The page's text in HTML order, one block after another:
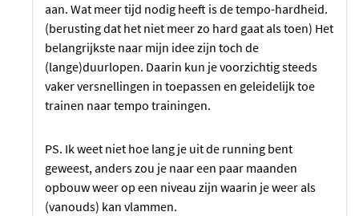
aan. Wat meer tijd nodig heeft is de tempo-hardheid.
(berusting dat het niet meer zo hard gaat als toen) Het
belangrijkste naar mijn idee zijn toch de
(lange)duurlopen. Daarin kun je voorzichtig steeds
vaker versnellingen in toepassen en geleidelijk toe
trainen naar tempo trainingen.
PS. Ik weet niet hoe lang je uit de running bent
geweest, anders zou je naar een paar maanden
opbouw weer op een niveau zijn waarin je weer als
(vanouds) kan vlammen.